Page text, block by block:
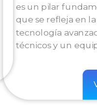
es un pilar
que se refleja en
tecnología
técnicos y un